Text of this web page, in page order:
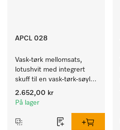
APCL 028
Vask-tørk mellomsats,
lotushvit med integrert
skuff til en vask-tørk-søyle
med ergonomisk riktig
arbeidshøyde.
2.652,00 kr
På lager